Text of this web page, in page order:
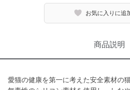
お気に入りに追
商品説明
愛猫の健康を第一に考えた安全素材の